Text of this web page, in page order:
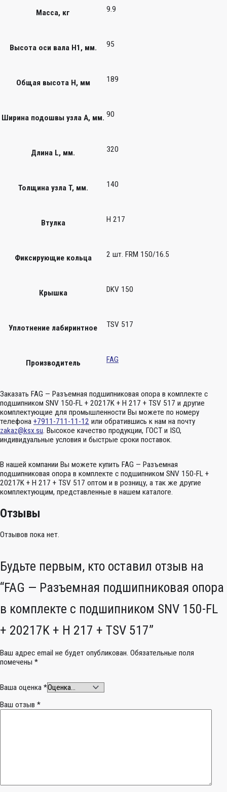
Масса, кг 9.9
Высота оси вала H1, мм. 95
Общая высота H, мм 189
Ширина подошвы узла А, мм. 90
Длина L, мм. 320
Толщина узла T, мм. 140
Втулка H 217
Фиксирующие кольца 2 шт. FRM 150/16.5
Крышка DKV 150
Уплотнение лабиринтное TSV 517
Производитель FAG
Заказать FAG — Разъемная подшипниковая опора в комплекте с
подшипником SNV 150-FL + 20217K + H 217 + TSV 517 и другие
комплектующие для промышленности Вы можете по номеру
телефона +7911-711-11-12 или обратившись к нам на почту
zakaz@ksx.su. Высокое качество продукции, ГОСТ и ISO,
индивидуальные условия и быстрые сроки поставок.
В нашей компании Вы можете купить FAG — Разъемная
подшипниковая опора в комплекте с подшипником SNV 150-FL +
20217K + H 217 + TSV 517 оптом и в розницу, а так же другие
комплектующим, представленные в нашем каталоге.
Отзывы
Отзывов пока нет.
Будьте первым, кто оставил отзыв на
“FAG — Разъемная подшипниковая опора
в комплекте с подшипником SNV 150-FL
+ 20217K + H 217 + TSV 517”
Ваш адрес email не будет опубликован. Обязательные поля
помечены *
Ваша оценка *
Ваш отзыв *